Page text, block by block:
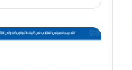
برنامج